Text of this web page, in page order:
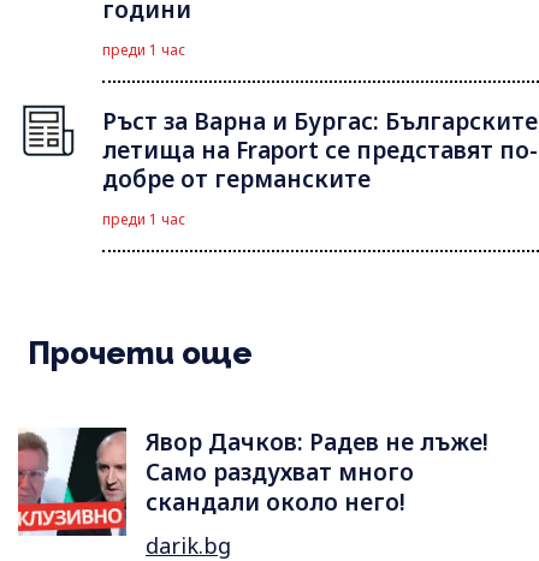
години
преди 1 час
Ръст за Варна и Бургас: Българските
летища на Fraport се представят по-
добре от германските
преди 1 час
Прочети още
Явор Дачков: Радев не лъже!
Само раздухват много
скандали около него!
darik.bg